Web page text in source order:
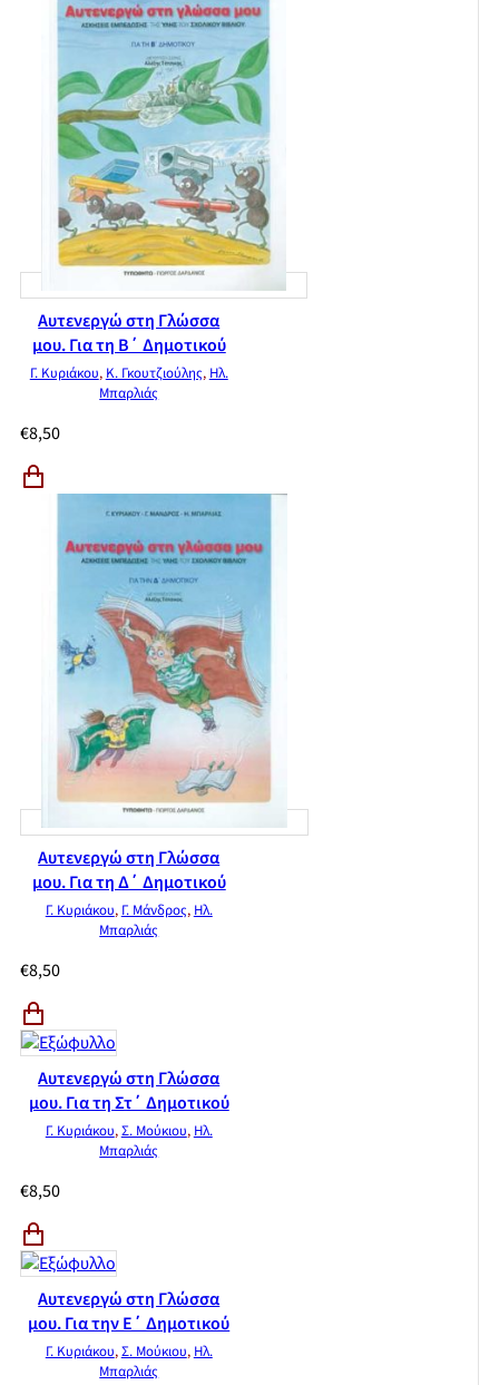
Αυτενεργώ στη Γλώσσα
μου. Για τη Β΄ Δημοτικού
Γ. Κυριάκου, Κ. Γκουτζιούλης, Ηλ.
Μπαρλιάς
€8,50
Αυτενεργώ στη Γλώσσα
μου. Για τη Δ΄ Δημοτικού
Γ. Κυριάκου, Γ. Μάνδρος, Ηλ.
Μπαρλιάς
€8,50
Αυτενεργώ στη Γλώσσα
μου. Για τη Στ΄ Δημοτικού
Γ. Κυριάκου,Σ. Μούκιου, Ηλ.
Μπαρλιάς
€8,50
Αυτενεργώ στη Γλώσσα
μου. Για την Ε΄ Δημοτικού
Γ. Κυριάκου,Σ. Μούκιου, Ηλ.
Μπαρλιάς